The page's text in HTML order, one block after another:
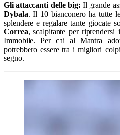
Gli attaccanti delle big: Il grande
Dybala. Il 10 bianconero ha tutte
splendere e regalare tante giocate
Correa, scalpitante per
Immobile. Per chi al Mantra
potrebbero essere tra i migliori
segno.